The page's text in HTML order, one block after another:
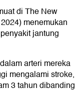
di The New
menemukan
jantung
arteri mereka
mengalami stroke,
3 tahun dibanding